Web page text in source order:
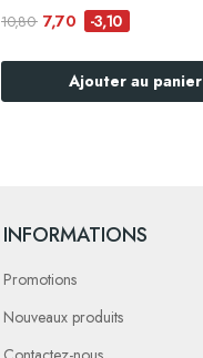
10,80 7,70 -3,10
Ajouter au panier
INFORMATIONS
Promotions
Nouveaux produits